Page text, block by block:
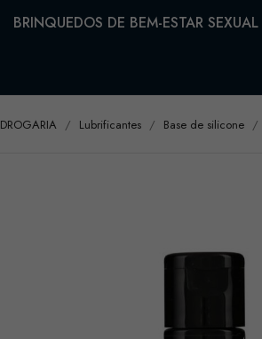
BRINQUEDOS DE BEM-ESTAR SEXUAL
DROGARIA Lubrificantes Base de silicone